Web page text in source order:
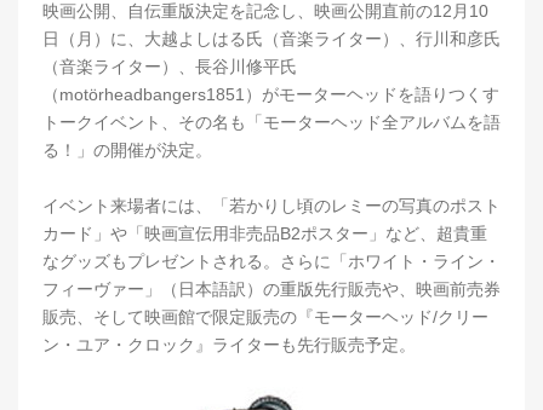
映画公開、自伝重版決定を記念し、映画公開直前の12月10
日（月）に、大越よしはる氏（音楽ライター）、行川和彦氏
（音楽ライター）、長谷川修平氏
（motörheadbangers1851）がモーターヘッドを語りつくす
トークイベント、その名も「モーターヘッド全アルバムを語
る！」の開催が決定。
イベント来場者には、「若かりし頃のレミーの写真のポスト
カード」や「映画宣伝用非売品B2ポスター」など、超貴重
なグッズもプレゼントされる。さらに「ホワイト・ライン・
フィーヴァー」（日本語訳）の重版先行販売や、映画前売券
販売、そして映画館で限定販売の『モーターヘッド/クリー
ン・ユア・クロック』ライターも先行販売予定。